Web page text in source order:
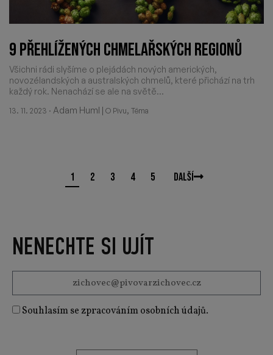
9 PŘEHLÍŽENÝCH CHMELAŘSKÝCH REGIONŮ
Všichni rádi slyšíme o plejádách nových amerických,
novozélandských a australských chmelů, které přichází na trh
každý rok. Nenachází se ale na světě...
13. 11. 2023 · Adam Huml | O Pivu, Téma
1 2 3 4 5 Další
NENECHTE SI UJÍT
Souhlasím se zpracováním osobních údajů.